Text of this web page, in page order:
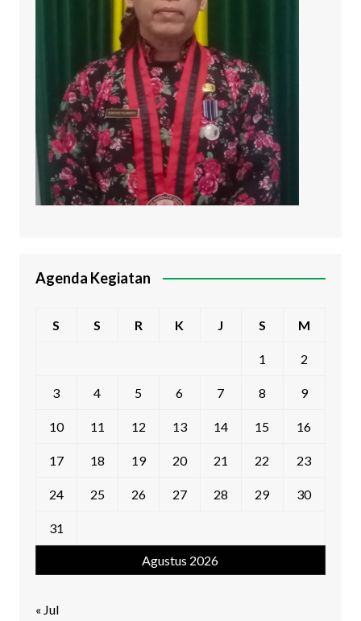
Agenda Kegiatan
Agustus 2026
S S R K J S M
1 2
3 4 5 6 7 8 9
10 11 12 13 14 15 16
17 18 19 20 21 22 23
24 25 26 27 28 29 30
31
« Jul